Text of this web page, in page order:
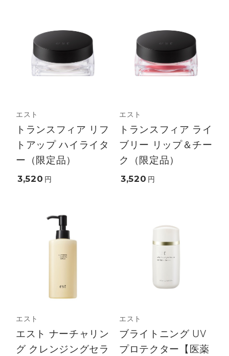
エスト
トランスフィア リフ
トアップ ハイライタ
ー（限定品）
3,520 円
エスト
トランスフィア ライ
ブリー リップ＆チー
ク（限定品）
3,520 円
エスト
エスト ナーチャリン
グ クレンジングセラ
エスト
ブライトニング UV
プロテクター【医薬